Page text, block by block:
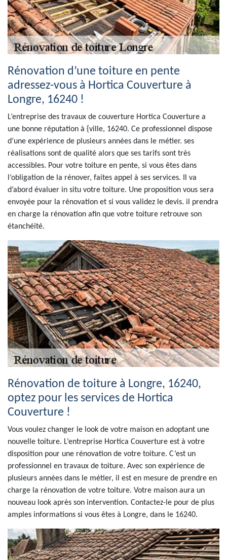
Rénovation d’une toiture en pente
adressez-vous à Hortica Couverture à
Longre, 16240 !
L’entreprise des travaux de couverture Hortica Couverture a
une bonne réputation à {ville, 16240. Ce professionnel dispose
d’une expérience de plusieurs années dans le métier. ses
réalisations sont de qualité alors que ses tarifs sont très
accessibles. Pour votre toiture en pente, si vous êtes dans
l’obligation de la rénover, faites appel à ses services. Il va
d’abord évaluer in situ votre toiture. Une proposition vous sera
envoyée pour la rénovation et si vous validez le devis. il prendra
en charge la rénovation afin que votre toiture retrouve son
étanchéité.
Rénovation de toiture à Longre, 16240,
optez pour les services de Hortica
Couverture !
Vous voulez changer le look de votre maison en adoptant une
nouvelle toiture. L’entreprise Hortica Couverture est à votre
disposition pour une rénovation de votre toiture. C’est un
professionnel en travaux de toiture. Avec son expérience de
plusieurs années dans le métier, il est en mesure de prendre en
charge la rénovation de votre toiture. Votre maison aura un
nouveau look après son intervention. Contactez-le pour de plus
amples informations si vous êtes à Longre, dans le 16240.